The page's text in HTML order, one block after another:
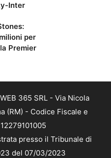
Inter
per
Premier
365 SRL - Via Nicola
(RM) - Codice Fiscale e
presso il Tribunale di
del 07/03/2023